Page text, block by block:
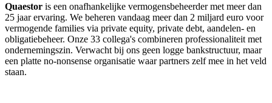
Quaestor is een onafhankelijke vermogensbeheerder met meer dan
25 jaar ervaring. We beheren vandaag meer dan 2 miljard euro voor
vermogende families via private equity, private debt, aandelen- en
obligatiebeheer. Onze 33 collega's combineren professionaliteit met
ondernemingszin. Verwacht bij ons geen logge bankstructuur, maar
een platte no-nonsense organisatie waar partners zelf mee in het veld
staan.